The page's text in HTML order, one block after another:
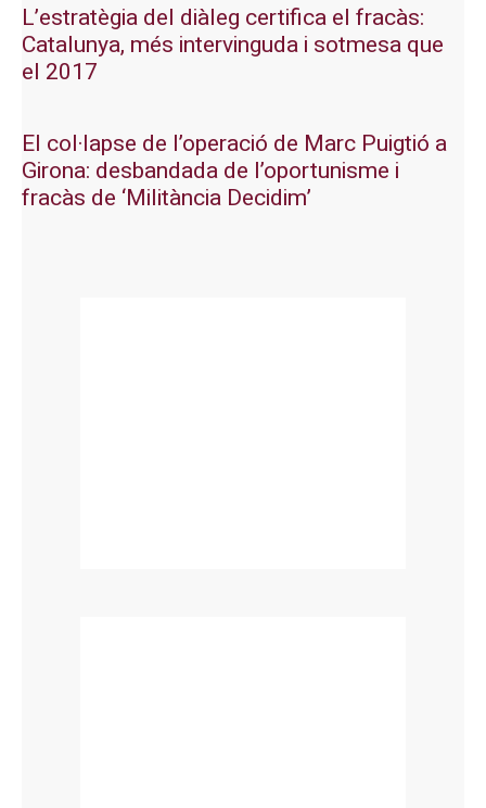
L’estratègia del diàleg certifica el fracàs:
Catalunya, més intervinguda i sotmesa que
el 2017
El col·lapse de l’operació de Marc Puigtió a
Girona: desbandada de l’oportunisme i
fracàs de ‘Militància Decidim’